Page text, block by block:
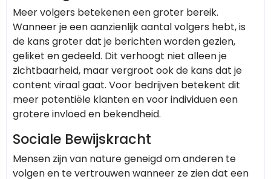
Meer volgers betekenen een groter bereik.
Wanneer je een aanzienlijk aantal volgers hebt, is
de kans groter dat je berichten worden gezien,
geliket en gedeeld. Dit verhoogt niet alleen je
zichtbaarheid, maar vergroot ook de kans dat je
content viraal gaat. Voor bedrijven betekent dit
meer potentiële klanten en voor individuen een
grotere invloed en bekendheid.
Sociale Bewijskracht
Mensen zijn van nature geneigd om anderen te
volgen en te vertrouwen wanneer ze zien dat een